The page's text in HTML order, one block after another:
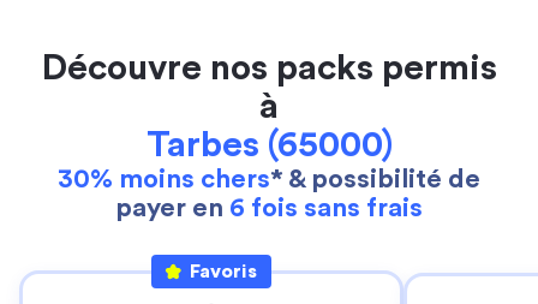
Découvre nos packs permis
à
Tarbes (65000)
30% moins chers* & possibilité de
payer en 6 fois sans frais
Favoris